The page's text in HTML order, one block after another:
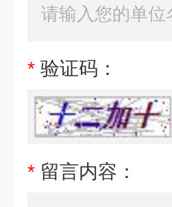
* 验证码：
* 留言内容：